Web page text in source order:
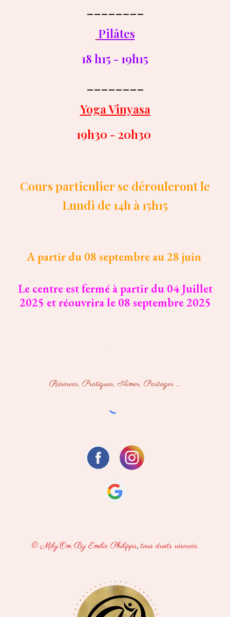
Pilâtes
18 h15 - 19h15
Yoga Vinyasa
19h30 - 20h30
Cours particulier se dérouleront le
Lundi de 14h à 15h15
A partir du 08 septembre au 28 juin
Le centre est fermé à partir du 04 Juillet
2025 et réouvrira le 08 septembre 2025
Réserver, Pratiquer, Aimer, Partager ...
© Mily'Om By Emilie Philipps, tous droits réservés.